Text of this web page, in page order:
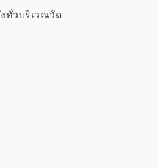
ทั่วบริเวณวัด